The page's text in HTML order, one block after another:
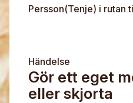
Persson(Tenje) i rutan
Händelse
Gör ett eget
eller skjorta